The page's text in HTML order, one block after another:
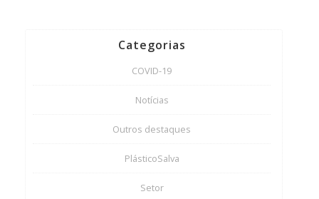
Categorias
COVID-19
Notícias
Outros destaques
PlásticoSalva
Setor